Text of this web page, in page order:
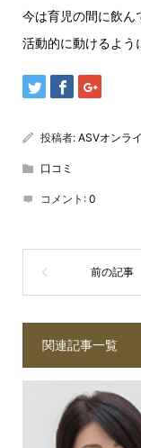
今は育児の間に飲ん
活動的に動けるよう
投稿者: ASVオンラ
口コミ
コメント: 0
関連記事一覧